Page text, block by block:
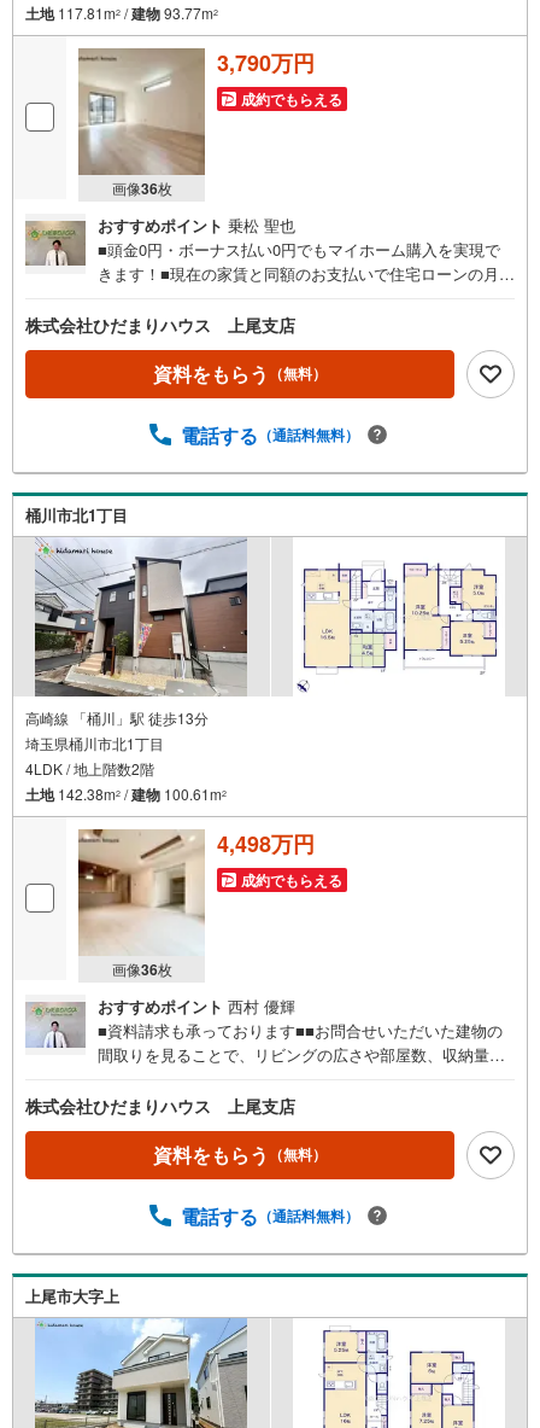
土地117.81m2 /建物93.77m2
画像36枚
3,790万円
成約でもらえる
おすすめポイント 乗松 聖也
■頭金0円・ボーナス払い0円でもマイホーム購入を実現で
きます！■現在の家賃と同額のお支払いで住宅ローンの月々
明器具なども住宅ローンに組み入れられる時期です☆彡■住
宅ローン事前相談にてマイホーム購入後の住宅ローン返済
額を事前に知ることができ、住宅ローン審査も安心して行
えます。■大きな買い物だからこそ、一つひとつ納得しなが
とも、十分理解した上でご選択できます☆彡■現在、車のロ
ださい。■低金利の今だからこそ、住宅ローン審査が緩やか
な傾向にあります。
株式会社ひだまりハウス 上尾支店
資料をもらう （無料）
電話する （通話料無料）
桶川市北1丁目
高崎線 「桶川」駅 徒歩13分
埼玉県桶川市北1丁目
4LDK / 地上階数2階
土地142.38m2 /建物 100.61m2
画像36枚
4,498万円
成約でもらえる
おすすめポイント 西村 優輝
■資料請求も承っております■■お問合せいただいた建物の
間取りを見ることで、リビングの広さや部屋数、収納量な
住宅ローンの返済シュミレーションなどもまとめて知るこ
とができます♪■メールにてご送付した後、パンフレットも
ご郵送できます☆彡■「まずは資料だけ見てみたい」という
方にオススメです☆彡■お問合せいただいた物件の近隣に、
ます♪■ご訪問やしつこい勧誘はいたしませんので、資料を
＾）/
株式会社ひだまりハウス 上尾支店
資料をもらう （無料）
電話する （通話料無料）
上尾市大字上